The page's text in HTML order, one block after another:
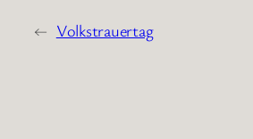
← Volkstrauertag